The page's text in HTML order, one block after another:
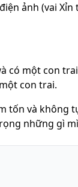
ảnh (vai
có một con
con trai.
tốn và không
những gì